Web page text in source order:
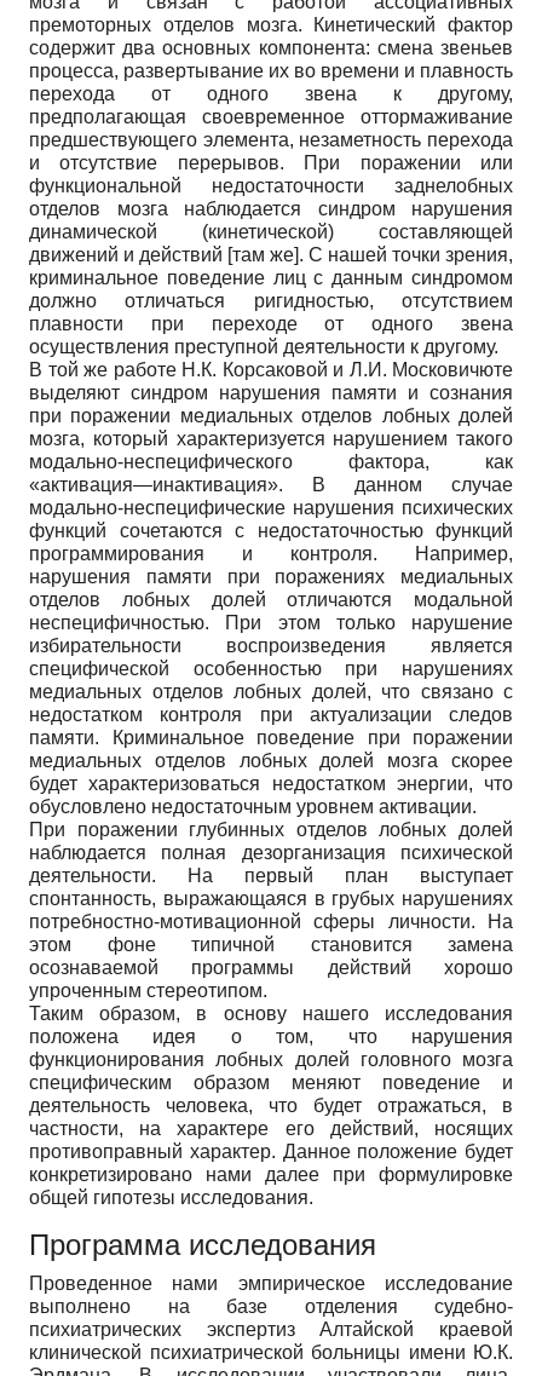
премоторных отделов мозга. Кинетический фактор
содержит два основных компонента: смена звеньев
процесса, развертывание их во времени и плавность
перехода от одного звена к другому,
предполагающая своевременное оттормаживание
предшествующего элемента, незаметность перехода
и отсутствие перерывов. При поражении или
функциональной недостаточности заднелобных
отделов мозга наблюдается синдром нарушения
динамической (кинетической) составляющей
движений и действий [там же]. С нашей точки зрения,
криминальное поведение лиц с данным синдромом
должно отличаться ригидностью, отсутствием
плавности при переходе от одного звена
осуществления преступной деятельности к другому.
В той же работе Н.К. Корсаковой и Л.И. Московичюте
выделяют синдром нарушения памяти и сознания
при поражении медиальных отделов лобных долей
мозга, который характеризуется нарушением такого
модально-неспецифического фактора, как
«активация—инактивация». В данном случае
модально-неспецифические нарушения психических
функций сочетаются с недостаточностью функций
программирования и контроля. Например,
нарушения памяти при поражениях медиальных
отделов лобных долей отличаются модальной
неспецифичностью. При этом только нарушение
избирательности воспроизведения является
специфической особенностью при нарушениях
медиальных отделов лобных долей, что связано с
недостатком контроля при актуализации следов
памяти. Криминальное поведение при поражении
медиальных отделов лобных долей мозга скорее
будет характеризоваться недостатком энергии, что
обусловлено недостаточным уровнем активации.
При поражении глубинных отделов лобных долей
наблюдается полная дезорганизация психической
деятельности. На первый план выступает
спонтанность, выражающаяся в грубых нарушениях
потребностно-мотивационной сферы личности. На
этом фоне типичной становится замена
осознаваемой программы действий хорошо
упроченным стереотипом.
Таким образом, в основу нашего исследования
положена идея о том, что нарушения
функционирования лобных долей головного мозга
специфическим образом меняют поведение и
деятельность человека, что будет отражаться, в
частности, на характере его действий, носящих
противоправный характер. Данное положение будет
конкретизировано нами далее при формулировке
общей гипотезы исследования.
Программа исследования
Проведенное нами эмпирическое исследование
выполнено на базе отделения судебно-
психиатрических экспертиз Алтайской краевой
клинической психиатрической больницы имени Ю.К.